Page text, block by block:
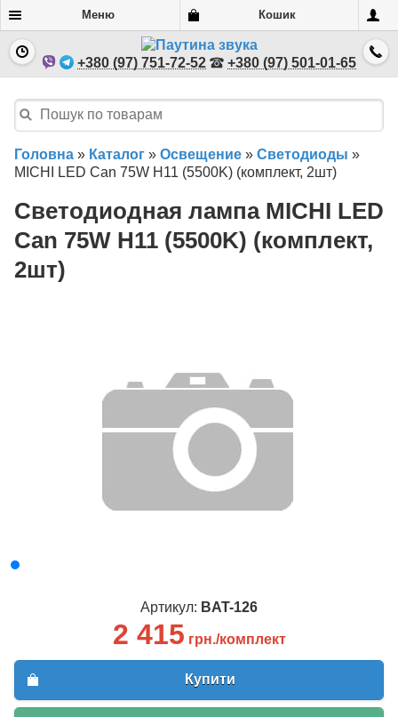
Меню Кошик
+380 (97) 751-72-52 +380 (97) 501-01-65
Головна » Каталог » Освещение » Светодиоды »
MICHI LED Can 75W H11 (5500K) (комплект, 2шт)
Светодиодная лампа MICHI LED
Can 75W H11 (5500K) (комплект,
2шт)
Артикул: BAT-126
2 415 грн./комплект
Купити